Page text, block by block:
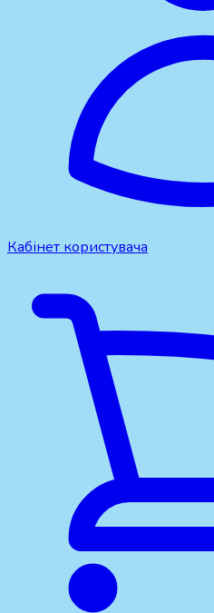
Кабінет користувача